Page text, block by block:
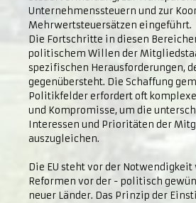
Unternehmenssteuern und zur
Mehrwertsteuersätzen eingeführt.
Die Fortschritte in diesen
politischem Willen der
spezifischen Herausforderungen,
gegenübersteht. Die Schaffung
Politikfelder erfordert oft
und Kompromisse, um die
Interessen und Prioritäten der
auszugleichen.
Die EU steht vor der
Reformen vor der - politisch
neuer Länder. Das Prinzip der